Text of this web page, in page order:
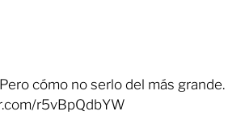
cómo no serlo del más grande.
r5vBpQdbYW